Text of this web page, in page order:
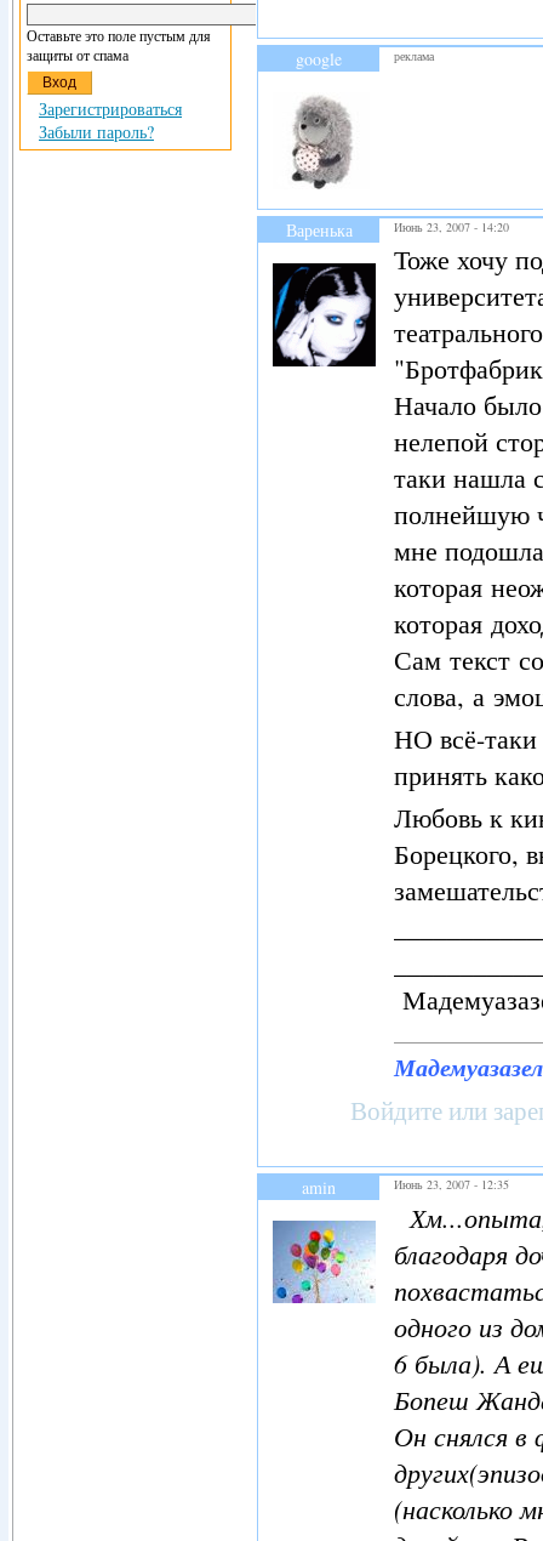
google реклама
Варенька Июнь 23, 2007 - 14:20
Тоже хочу
Начало
нелепой
таки нашла
полнейшую
мне
которая
которая
Сам текст
слова, а
НО всё-
принять
Любовь к
Борецкого,
Войдите или
amin Июнь 23, 2007 - 12:35
благодаря
одного из
6 была). А
Бопеш
Он снялся
(насколько
Оставьте это поле пустым для
защиты от спама
Зарегистрироваться
Забыли пароль?